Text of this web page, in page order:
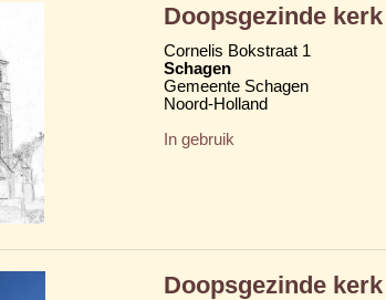
Doopsgezinde kerk
Cornelis Bokstraat 1
Schagen
Gemeente Schagen
Noord-Holland
In gebruik
Doopsgezinde kerk